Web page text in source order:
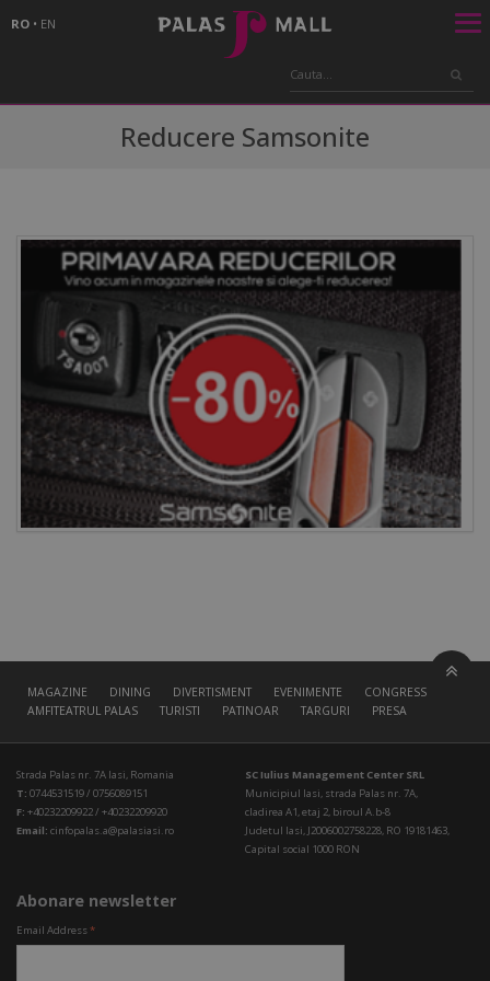
RO • EN
Reducere Samsonite
MAGAZINE DINING DIVERTISMENT EVENIMENTE
CONGRESS HALL
AMFITEATRUL PALAS
TURISTI PATINOAR TARGURI PRESA
Strada Palas nr. 7A Iasi, Romania
T: 0744531519 / 0756089151
F: +40232209922 / +40232209920
Email: cinfopalas.a@palasiasi.ro
SC Iulius Management Center SRL
Municipiul Iasi, strada Palas nr. 7A,
cladirea A1, etaj 2, biroul A.b-8
Judetul Iasi, J2006002758228, RO 19181463,
Capital social 1000 RON
Abonare newsletter
Email Address*